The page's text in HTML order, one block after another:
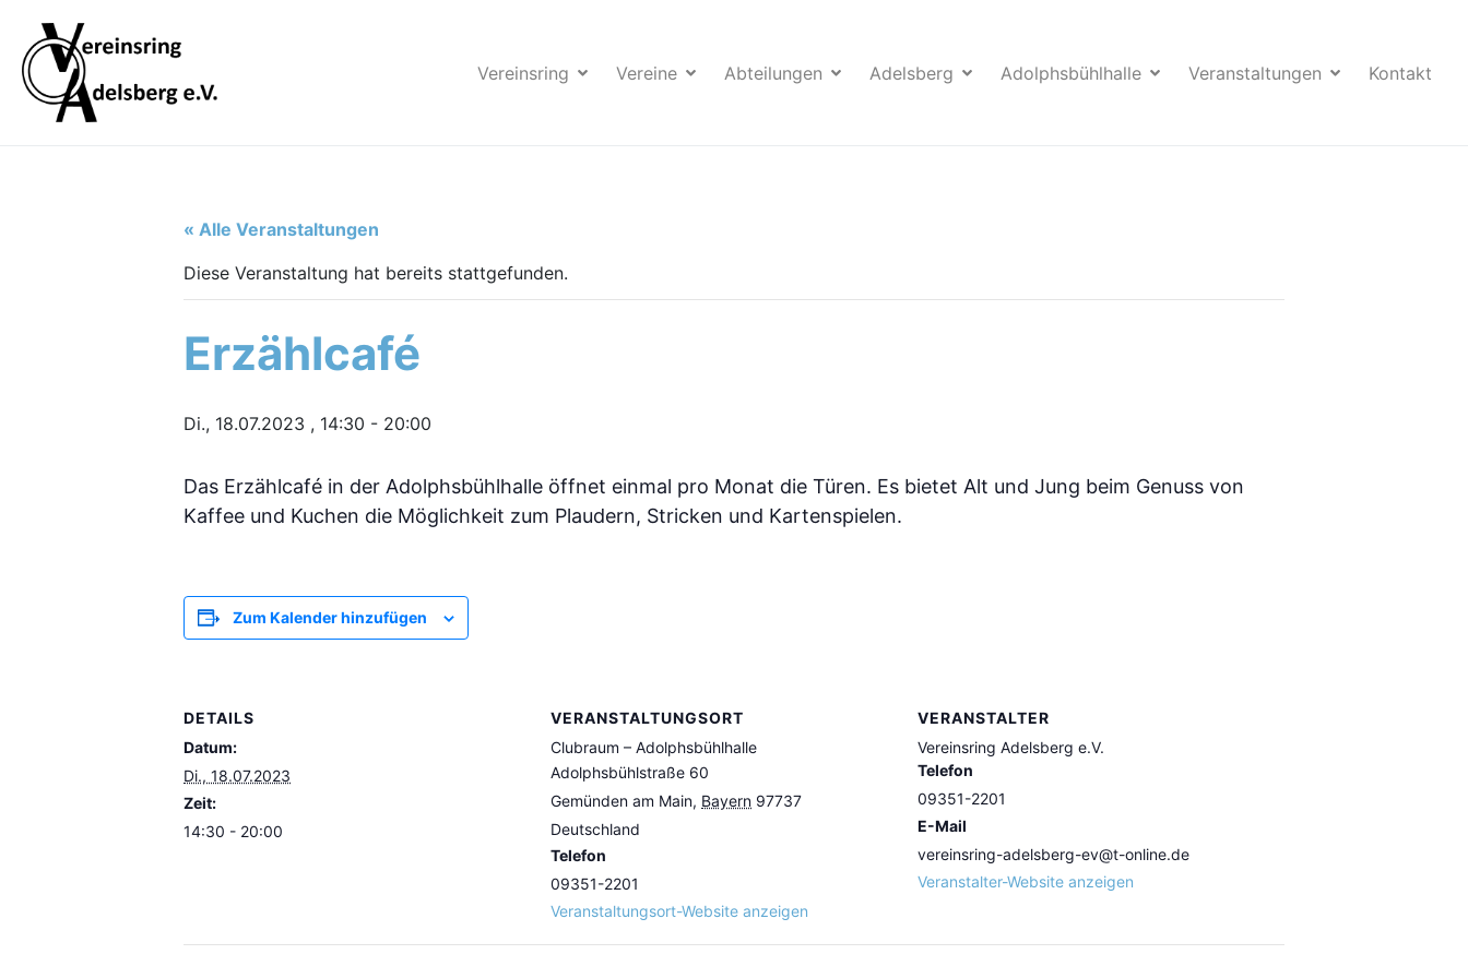
Vereinsring Vereine Abteilungen Adelsberg Adolphsbühlhalle Veranstaltungen Kontakt
« Alle Veranstaltungen
Diese Veranstaltung hat bereits stattgefunden.
Erzählcafé
Di., 18.07.2023 , 14:30 - 20:00
Das Erzählcafé in der Adolphsbühlhalle öffnet einmal pro Monat die Türen. Es bietet Alt und Jung beim Genuss von
Kaffee und Kuchen die Möglichkeit zum Plaudern, Stricken und Kartenspielen.
Zum Kalender hinzufügen
DETAILS
Datum:
Di., 18.07.2023
Zeit:
14:30 - 20:00
VERANSTALTUNGSORT
Clubraum – Adolphsbühlhalle
Adolphsbühlstraße 60
Gemünden am Main, Bayern 97737
Deutschland
Telefon
09351-2201
Veranstaltungsort-Website anzeigen
VERANSTALTER
Vereinsring Adelsberg e.V.
Telefon
09351-2201
E-Mail
vereinsring-adelsberg-ev@t-online.de
Veranstalter-Website anzeigen